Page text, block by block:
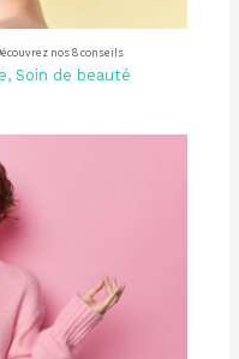
nos 8 conseils
, Soin de beauté